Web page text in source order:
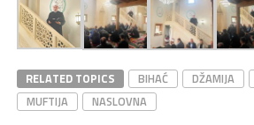
RELATED TOPICS BIHAĆ DŽAMIJA
MUFTIJA
NASLOVNA